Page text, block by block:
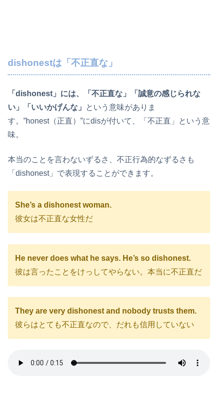
dishonestは「不正直な」
「dishonest」には、「不正直な」「誠意の感じられな
い」「いいかげんな」
という意味がありま
す。”honest（正直）”にdisが付いて、「不正直」という意
味。
本当のことを言わないずるさ、不正行為的なずるさも
「dishonest」で表現することができます。
She’s a dishonest woman.
彼女は不正直な女性だ
He never does what he says. He’s so dishonest.
彼は言ったことをけっしてやらない。本当に不正直だ
They are very dishonest and nobody trusts them.
彼らはとても不正直なので、だれも信用していない